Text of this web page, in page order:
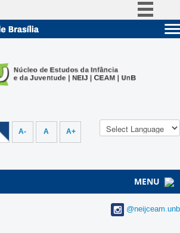
Participe
Canais
A- A A+
MENU
@neijceam.unb